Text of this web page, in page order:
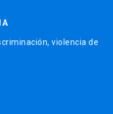
violencia de